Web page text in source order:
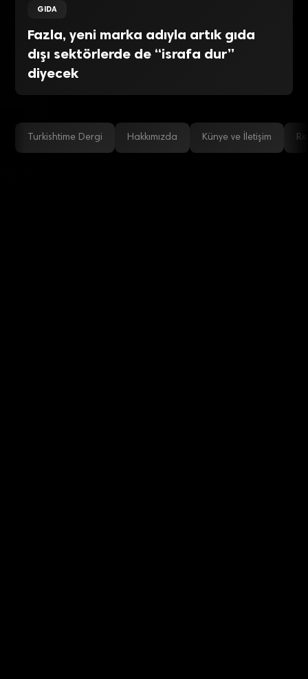
GIDA
Fazla, yeni marka adıyla artık gıda
dışı sektörlerde de “israfa dur”
diyecek
Turkishtime Dergi Hakkımızda Künye ve İletişim